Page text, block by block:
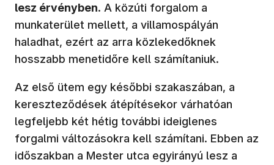
lesz érvényben. A közúti forgalom a
munkaterület mellett, a villamospályán
haladhat, ezért az arra közlekedőknek
hosszabb menetidőre kell számítaniuk.
Az első ütem egy későbbi szakaszában, a
kereszteződések átépítésekor várhatóan
legfeljebb két hétig további ideiglenes
forgalmi változásokra kell számítani. Ebben az
időszakban a Mester utca egyirányú lesz a